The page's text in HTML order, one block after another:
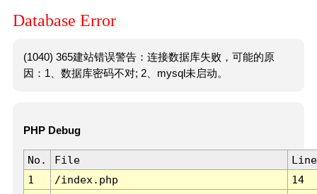
Database Error
(1040) 365建站错误警告：连接数据库失败，可能的原
因：1、数据库密码不对; 2、mysql未启动。
PHP Debug
No. File
Line
1
/index.php 14